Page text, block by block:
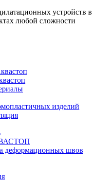
устройств в
любой сложности
изделий
деформационных швов